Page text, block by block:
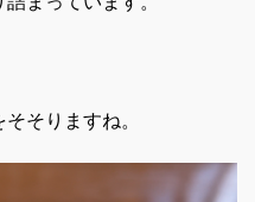
そりますね。